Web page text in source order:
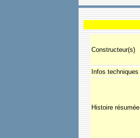
Constructeur(s)
Infos techniques
Histoire résumée